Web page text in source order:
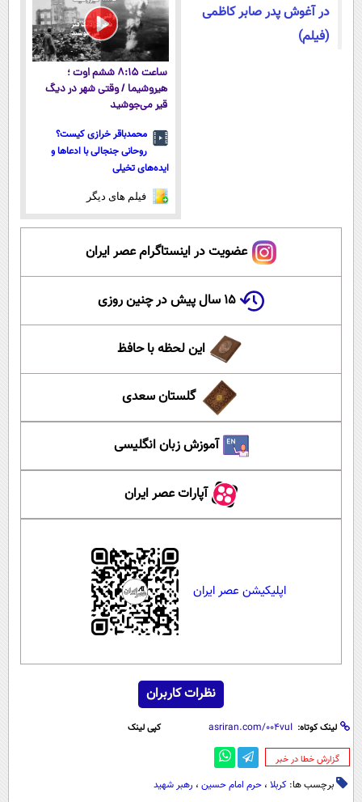
سیاست خارجیدر آغوش پدر صابر کاظمی
(فیلم)
ساعت ۸:۱۵ ششم اوت ؛
هیروشیما / وقتی شهر در دیگ
قیر می‌جوشید
محمدباقر خرازی کیست؟
روحانی جنجالی با ادعاها و
ایده‌های تخیلی
فیلم های دیگر
عضویت در اینستاگرام عصر ایران
۱۵ سال پیش در چنین روزی
این لحظه با حافظ
گلستان سعدی
آموزش زبان انگلیسی
آپارات عصر ایران
اپلیکیشن عصر ایران
نظرات کاربران
لینک کوتاه: کپی لینک
‌گزارش خطا در خبر
برچسب ها: کربلا ، حرم امام حسین ، رهبر شهید